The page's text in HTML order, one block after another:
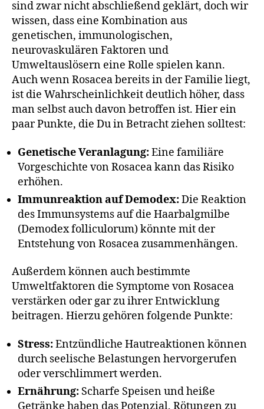
sind zwar nicht abschließend geklärt, doch wir
wissen, dass eine Kombination aus
genetischen, immunologischen,
neurovaskulären Faktoren und
Umweltauslösern eine Rolle spielen kann.
Auch wenn Rosacea bereits in der Familie liegt,
ist die Wahrscheinlichkeit deutlich höher, dass
man selbst auch davon betroffen ist. Hier ein
paar Punkte, die Du in Betracht ziehen solltest:
Genetische Veranlagung:Eine familiäre
Vorgeschichte von Rosacea kann das Risiko
erhöhen.
Immunreaktion auf Demodex:Die Reaktion
des Immunsystems auf die Haarbalgmilbe
(Demodex folliculorum) könnte mit der
Entstehung von Rosacea zusammenhängen.
Außerdem können auch bestimmte
Umweltfaktoren die Symptome von Rosacea
verstärken oder gar zu ihrer Entwicklung
beitragen. Hierzu gehören folgende Punkte:
Stress:Entzündliche Hautreaktionen können
durch seelische Belastungen hervorgerufen
oder verschlimmert werden.
Ernährung: Scharfe Speisen und heiße
Getränke haben das Potenzial, Rötungen zu